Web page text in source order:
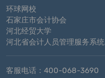
环球网校
石家庄市会计协会
河北经贸大学
河北省会计人员管理服务系统
客服电话：400-068-3690